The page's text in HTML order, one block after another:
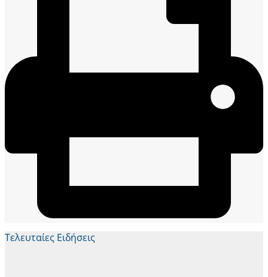
Τελευταίες Ειδήσεις